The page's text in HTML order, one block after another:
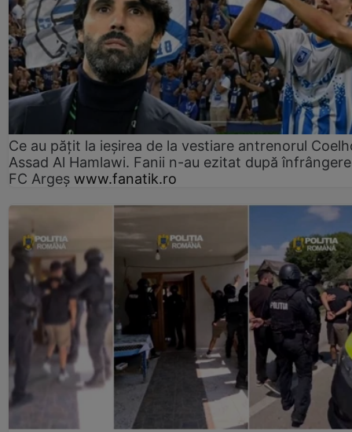
Ce au pățit la ieșirea de la vestiare antrenorul
Assad Al Hamlawi. Fanii n-au ezitat după
FC Argeș www.fanatik.ro